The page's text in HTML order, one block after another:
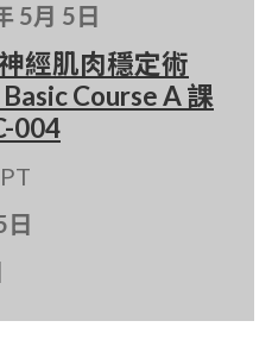
5月 5日
經肌肉穩定術
Course A 課
004